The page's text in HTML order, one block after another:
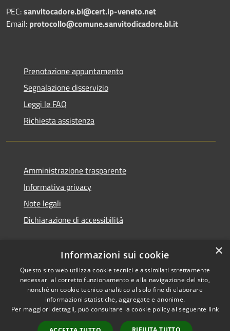
PEC:sanvitocadore.bl@cert.ip-veneto.net
Email: protocollo@comune.sanvitodicadore.bl.it
Prenotazione appuntamento
Segnalazione disservizio
Leggi le FAQ
Richiesta assistenza
Amministrazione trasparente
Informativa privacy
Note legali
Dichiarazione di accessibilità
RSS
Accessibilità
Copyright © 2026 • Comune di
×
Informazioni sui cookie
Questo sito web utilizza cookie tecnici e assimilati strettamente
necessari al corretto funzionamento e alla navigazione del sito,
nonché un cookie tecnico analitico al solo fine di elaborare
informazioni statistiche, aggregate e anonime.
Per maggiori dettagli, può consultare la cookie policy al seguente link